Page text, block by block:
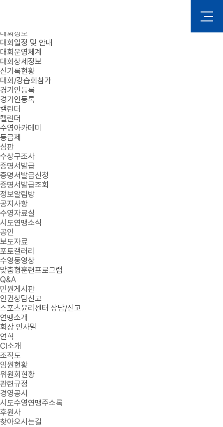
대회정보
대회일정 및 안내
대회운영체계
대회상세정보
신기록현황
대회/강습회참가
경기인등록
경기인등록
캘린더
캘린더
수영아카데미
등급제
심판
수상구조사
증명서발급
증명서발급신청
증명서발급조회
정보알림방
공지사항
수영자료실
시도연맹소식
공인
보도자료
포토갤러리
수영동영상
맞춤형훈련프로그램
Q&A
민원게시판
인권상담신고
스포츠윤리센터 상담/신고
연맹소개
회장 인사말
연혁
CI소개
조직도
임원현황
위원회현황
관련규정
경영공시
시도수영연맹주소록
후원사
찾아오시는길